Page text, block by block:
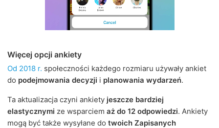
Więcej opcji ankiety
Od 2018 r. społeczności każdego rozmiaru używały ankiet
do podejmowania decyzji i planowania wydarzeń.
Ta aktualizacja czyni ankiety jeszcze bardziej
elastycznymi ze wsparciem aż do 12 odpowiedzi. Ankiety
mogą być także wysyłane do twoich Zapisanych